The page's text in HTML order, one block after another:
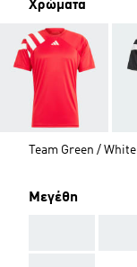
Χρώματα
Team Green / White
Μεγέθη